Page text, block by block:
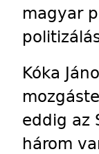
magyar
Kóka
eddig az
három